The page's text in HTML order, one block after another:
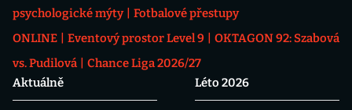
psychologické mýty
Fotbalové přestupy
ONLINE
Eventový prostor Level 9
OKTAGON 92: Szabová
vs. Pudilová
Chance Liga 2026/27
Aktuálně
Léto 2026